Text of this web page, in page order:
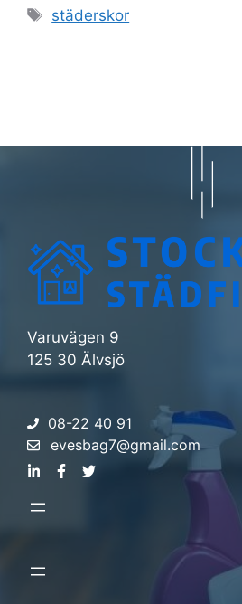
Etiketter
städerskor
Varuvägen 9
125 30 Älvsjö
08-22 40 91
evesbag7@gmail.com